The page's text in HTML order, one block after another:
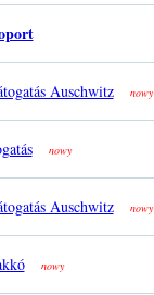
Auschwitz nowy
nowy
Auschwitz nowy
nowy